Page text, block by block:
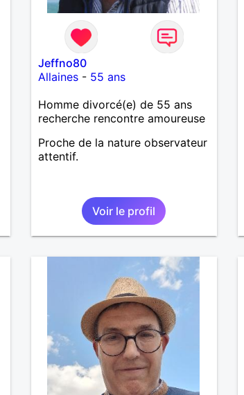
Jeffno80
Allaines- 55 ans
Homme divorcé(e) de 55 ans
recherche rencontre amoureuse
Proche de la nature observateur
attentif.
Voir le profil